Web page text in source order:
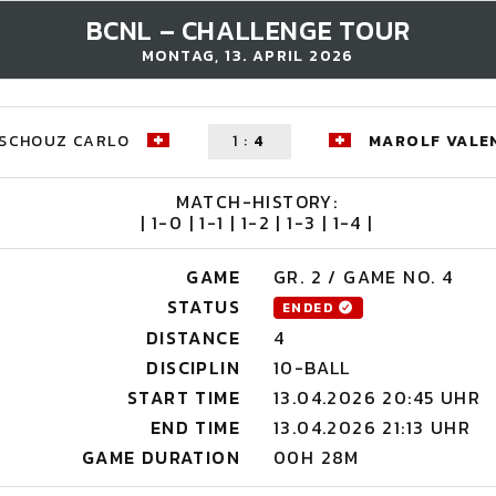
BCNL – CHALLENGE TOUR
MONTAG, 13. APRIL 2026
CARLO 1 : 4 MAROLF
MATCH-HISTORY:
| 1-0 | 1-1 | 1-2 | 1-3 | 1-4 |
GAME
GR. 2 / GAME NO. 4
STATUS
ENDED
DISTANCE
4
DISCIPLIN
10-BALL
START TIME
13.04.2026 20:45 UHR
END TIME
13.04.2026 21:13 UHR
GAME DURATION
00H 28M